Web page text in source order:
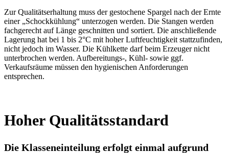
Zur Qualitätserhaltung muss der gestochene Spargel nach der Ernte
einer „Schockkühlung“ unterzogen werden. Die Stangen werden
fachgerecht auf Länge geschnitten und sortiert. Die anschließende
Lagerung hat bei 1 bis 2°C mit hoher Luftfeuchtigkeit stattzufinden,
nicht jedoch im Wasser. Die Kühlkette darf beim Erzeuger nicht
unterbrochen werden. Aufbereitungs-, Kühl- sowie ggf.
Verkaufsräume müssen den hygienischen Anforderungen
entsprechen.
Hoher Qualitätsstandard
Die Klasseneinteilung erfolgt einmal aufgrund